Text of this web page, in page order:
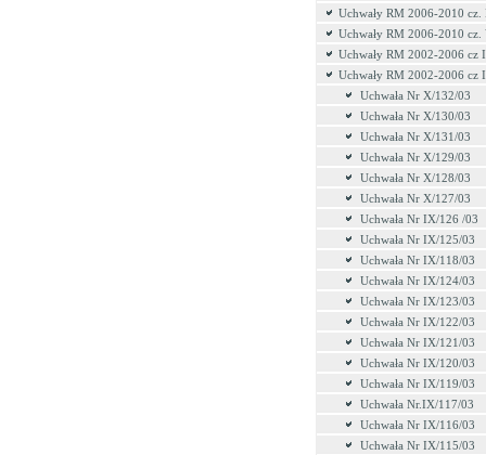
Uchwały RM 2006-2010 cz.
Uchwały RM 2006-2010 cz.
Uchwały RM 2002-2006 cz I
Uchwały RM 2002-2006 cz
Uchwała Nr X/132/03
Uchwała Nr X/130/03
Uchwała Nr X/131/03
Uchwała Nr X/129/03
Uchwała Nr X/128/03
Uchwała Nr X/127/03
Uchwała Nr IX/126 /03
Uchwała Nr IX/125/03
Uchwała Nr IX/118/03
Uchwała Nr IX/124/03
Uchwała Nr IX/123/03
Uchwała Nr IX/122/03
Uchwała Nr IX/121/03
Uchwała Nr IX/120/03
Uchwała Nr IX/119/03
Uchwała Nr.IX/117/03
Uchwała Nr IX/116/03
Uchwała Nr IX/115/03